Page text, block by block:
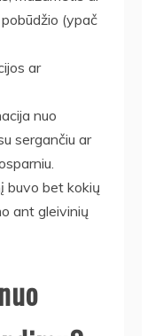
(ypač
ar
nuo
sergančiu ar
buvo bet kokių
ant gleivinių